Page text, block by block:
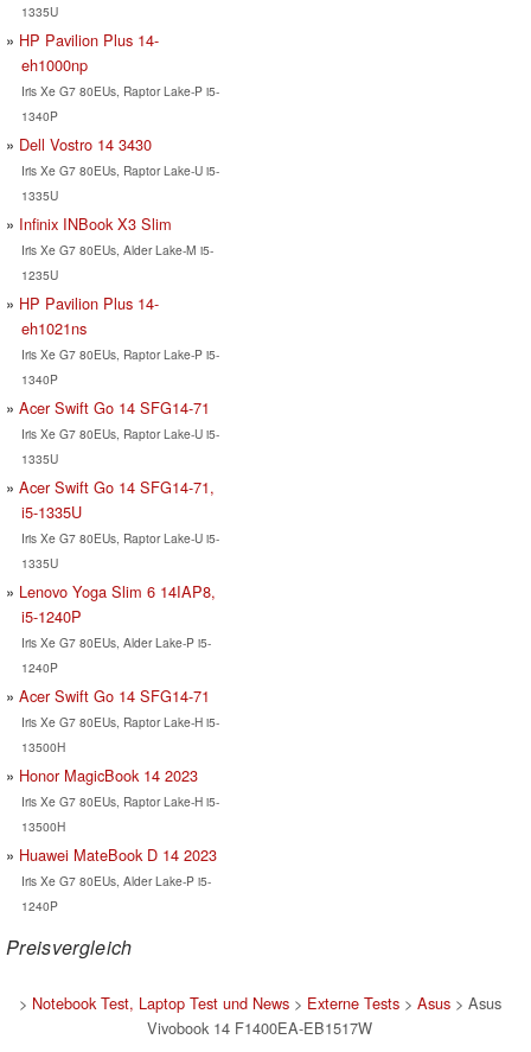
1335U
HP Pavilion Plus 14-
eh1000np
Iris Xe G7 80EUs, Raptor Lake-P i5-
1340P
Dell Vostro 14 3430
Iris Xe G7 80EUs, Raptor Lake-U i5-
1335U
Infinix INBook X3 Slim
Iris Xe G7 80EUs, Alder Lake-M i5-
1235U
HP Pavilion Plus 14-
eh1021ns
Iris Xe G7 80EUs, Raptor Lake-P i5-
1340P
Acer Swift Go 14 SFG14-71
Iris Xe G7 80EUs, Raptor Lake-U i5-
1335U
Acer Swift Go 14 SFG14-71,
i5-1335U
Iris Xe G7 80EUs, Raptor Lake-U i5-
1335U
Lenovo Yoga Slim 6 14IAP8,
i5-1240P
Iris Xe G7 80EUs, Alder Lake-P i5-
1240P
Acer Swift Go 14 SFG14-71
Iris Xe G7 80EUs, Raptor Lake-H i5-
13500H
Honor MagicBook 14 2023
Iris Xe G7 80EUs, Raptor Lake-H i5-
13500H
Huawei MateBook D 14 2023
Iris Xe G7 80EUs, Alder Lake-P i5-
1240P
Preisvergleich
> Notebook Test, Laptop Test und News> Externe Tests> Asus> Asus
Vivobook 14 F1400EA-EB1517W